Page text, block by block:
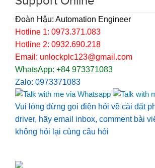
Đoàn Hậu: Automation Engineer
Hotline 1: 0973.371.083
Hotline 2: 0932.690.218
Email: unlockplc123@gmail.com
WhatsApp: +84 973371083
Zalo: 0973371083
Vui lòng đừng gọi điện hỏi về cài đặt
driver, hãy email inbox, comment bài
không hỏi lại cùng câu hỏi